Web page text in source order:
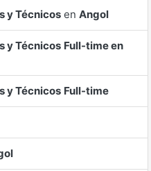
y Técnicos en Angol
y Técnicos Full-time en
y Técnicos Full-time